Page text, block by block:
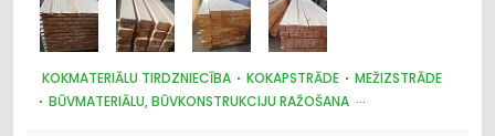
KOKMATERIĀLU TIRDZNIECĪBA KOKAPSTRĀDE
MEŽIZSTRĀDE
BŪVMATERIĀLU, BŪVKONSTRUKCIJU RAŽOŠANA